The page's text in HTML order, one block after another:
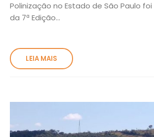
Polinização no Estado de São Paulo
da 7ª Edição...
LEIA MAIS